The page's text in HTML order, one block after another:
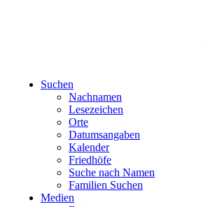
Suchen
Nachnamen
Lesezeichen
Orte
Datumsangaben
Kalender
Friedhöfe
Suche nach Namen
Familien Suchen
Medien